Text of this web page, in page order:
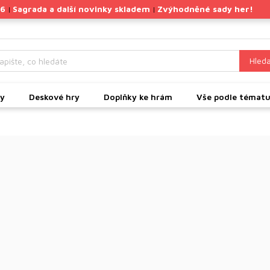
| Sagrada a další novinky skladem | Zvýhodněné sady her!
Deskové hry Doplňky ke hrám Vše podle tématu